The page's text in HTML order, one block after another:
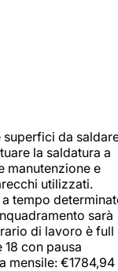
da
la saldatura a
manutenzione e
utilizzati.
tempo
sarà
di lavoro è full
con pausa
mensile: €1784,94